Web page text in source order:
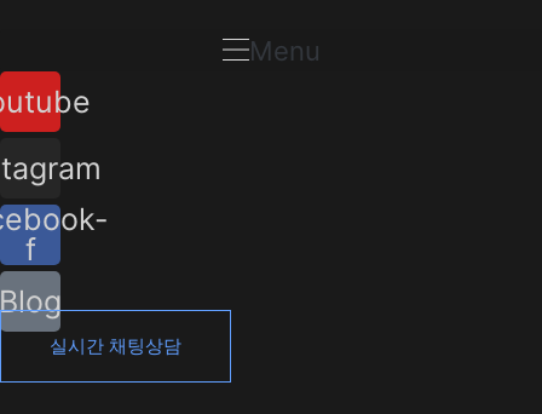
츠
로
건
너
뛰
기
Menu
f
Blog
실시간 채팅상담
트
페
이
지
매
김